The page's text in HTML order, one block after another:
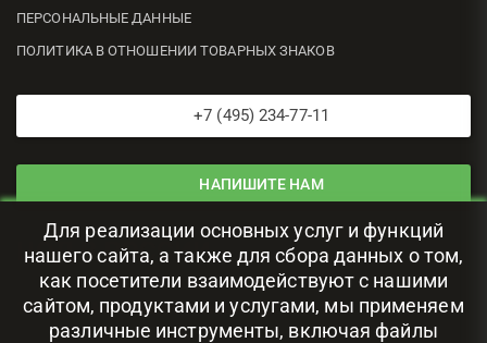
ПЕРСОНАЛЬНЫЕ ДАННЫЕ
ПОЛИТИКА В ОТНОШЕНИИ ТОВАРНЫХ ЗНАКОВ
+7 (495) 234-77-11
НАПИШИТЕ НАМ
ЦОД В РОССИИ
111024, г. Москва, ул. Авиамоторная, 69
Для реализации основных услуг и функций
нашего сайта, а также для сбора данных о том,
как посетители взаимодействуют с нашими
сайтом, продуктами и услугами, мы применяем
различные инструменты, включая файлы